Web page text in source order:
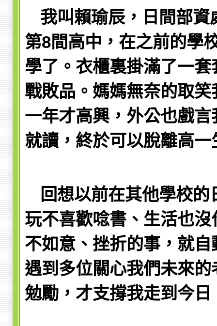
我叫賴瑜辰，日間部
第8間高中，在之前的學
學了。衣櫃裏掛滿了一
戰敗品。媽媽無奈的取
一年才高興，外公也戲
就讀，終於可以脫離高
回想以前在其他學校
玩不喜歡唸書、生活也
不如意、挫折的事，就
遇到多位關心我們未來
勉勵，才支撐我走到今